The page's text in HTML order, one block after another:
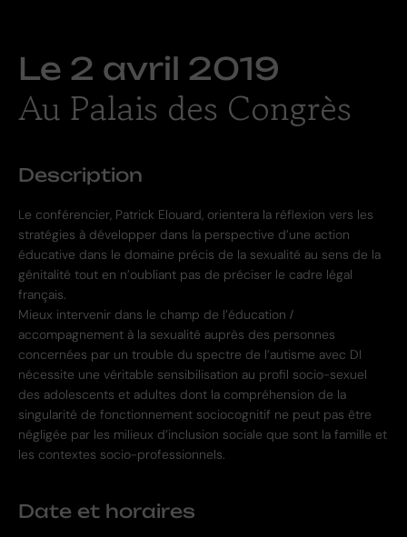
Le 2 avril 2019
Au Palais des Congrès
Description
Le conférencier, Patrick Elouard, orientera la réflexion vers les
stratégies à développer dans la perspective d’une action
éducative dans le domaine précis de la sexualité au sens de la
génitalité tout en n’oubliant pas de préciser le cadre légal
français.
Mieux intervenir dans le champ de l’éducation /
accompagnement à la sexualité auprès des personnes
concernées par un trouble du spectre de l’autisme avec DI
nécessite une véritable sensibilisation au profil socio-sexuel
des adolescents et adultes dont la compréhension de la
singularité de fonctionnement sociocognitif ne peut pas être
négligée par les milieux d’inclusion sociale que sont la famille et
les contextes socio-professionnels.
Date et horaires